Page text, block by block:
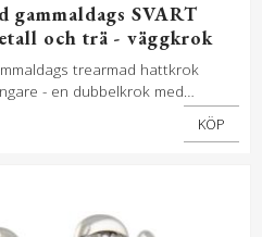
gammaldags SVART
och trä - väggkrok
trearmad hattkrok
med
KÖP